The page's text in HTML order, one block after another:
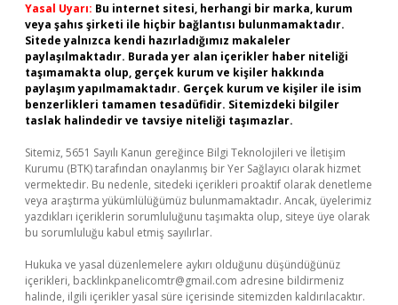
Yasal Uyarı: Bu internet sitesi, herhangi bir marka, kurum
veya şahıs şirketi ile hiçbir bağlantısı bulunmamaktadır.
Sitede yalnızca kendi hazırladığımız makaleler
paylaşılmaktadır. Burada yer alan içerikler haber niteliği
taşımamakta olup, gerçek kurum ve kişiler hakkında
paylaşım yapılmamaktadır. Gerçek kurum ve kişiler ile isim
benzerlikleri tamamen tesadüfidir. Sitemizdeki bilgiler
taslak halindedir ve tavsiye niteliği taşımazlar.
Sitemiz, 5651 Sayılı Kanun gereğince Bilgi Teknolojileri ve İletişim
Kurumu (BTK) tarafından onaylanmış bir Yer Sağlayıcı olarak hizmet
vermektedir. Bu nedenle, sitedeki içerikleri proaktif olarak denetleme
veya araştırma yükümlülüğümüz bulunmamaktadır. Ancak, üyelerimiz
yazdıkları içeriklerin sorumluluğunu taşımakta olup, siteye üye olarak
bu sorumluluğu kabul etmiş sayılırlar.
Hukuka ve yasal düzenlemelere aykırı olduğunu düşündüğünüz
içerikleri, backlinkpanelicomtr@gmail.com adresine bildirmeniz
halinde, ilgili içerikler yasal süre içerisinde sitemizden kaldırılacaktır.